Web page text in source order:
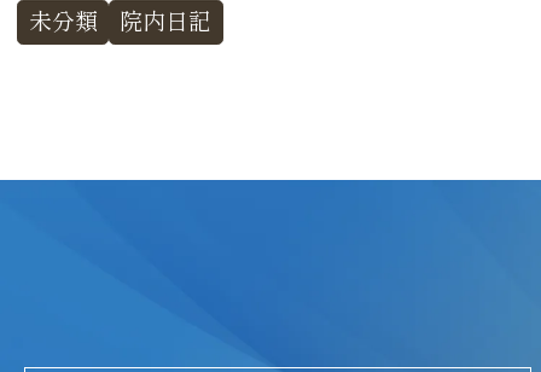
未分類 院内日記